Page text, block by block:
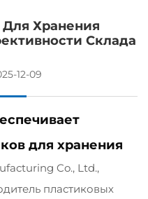
Хранения
Склада
12-09
для хранения
Co., Ltd.,
пластиковых